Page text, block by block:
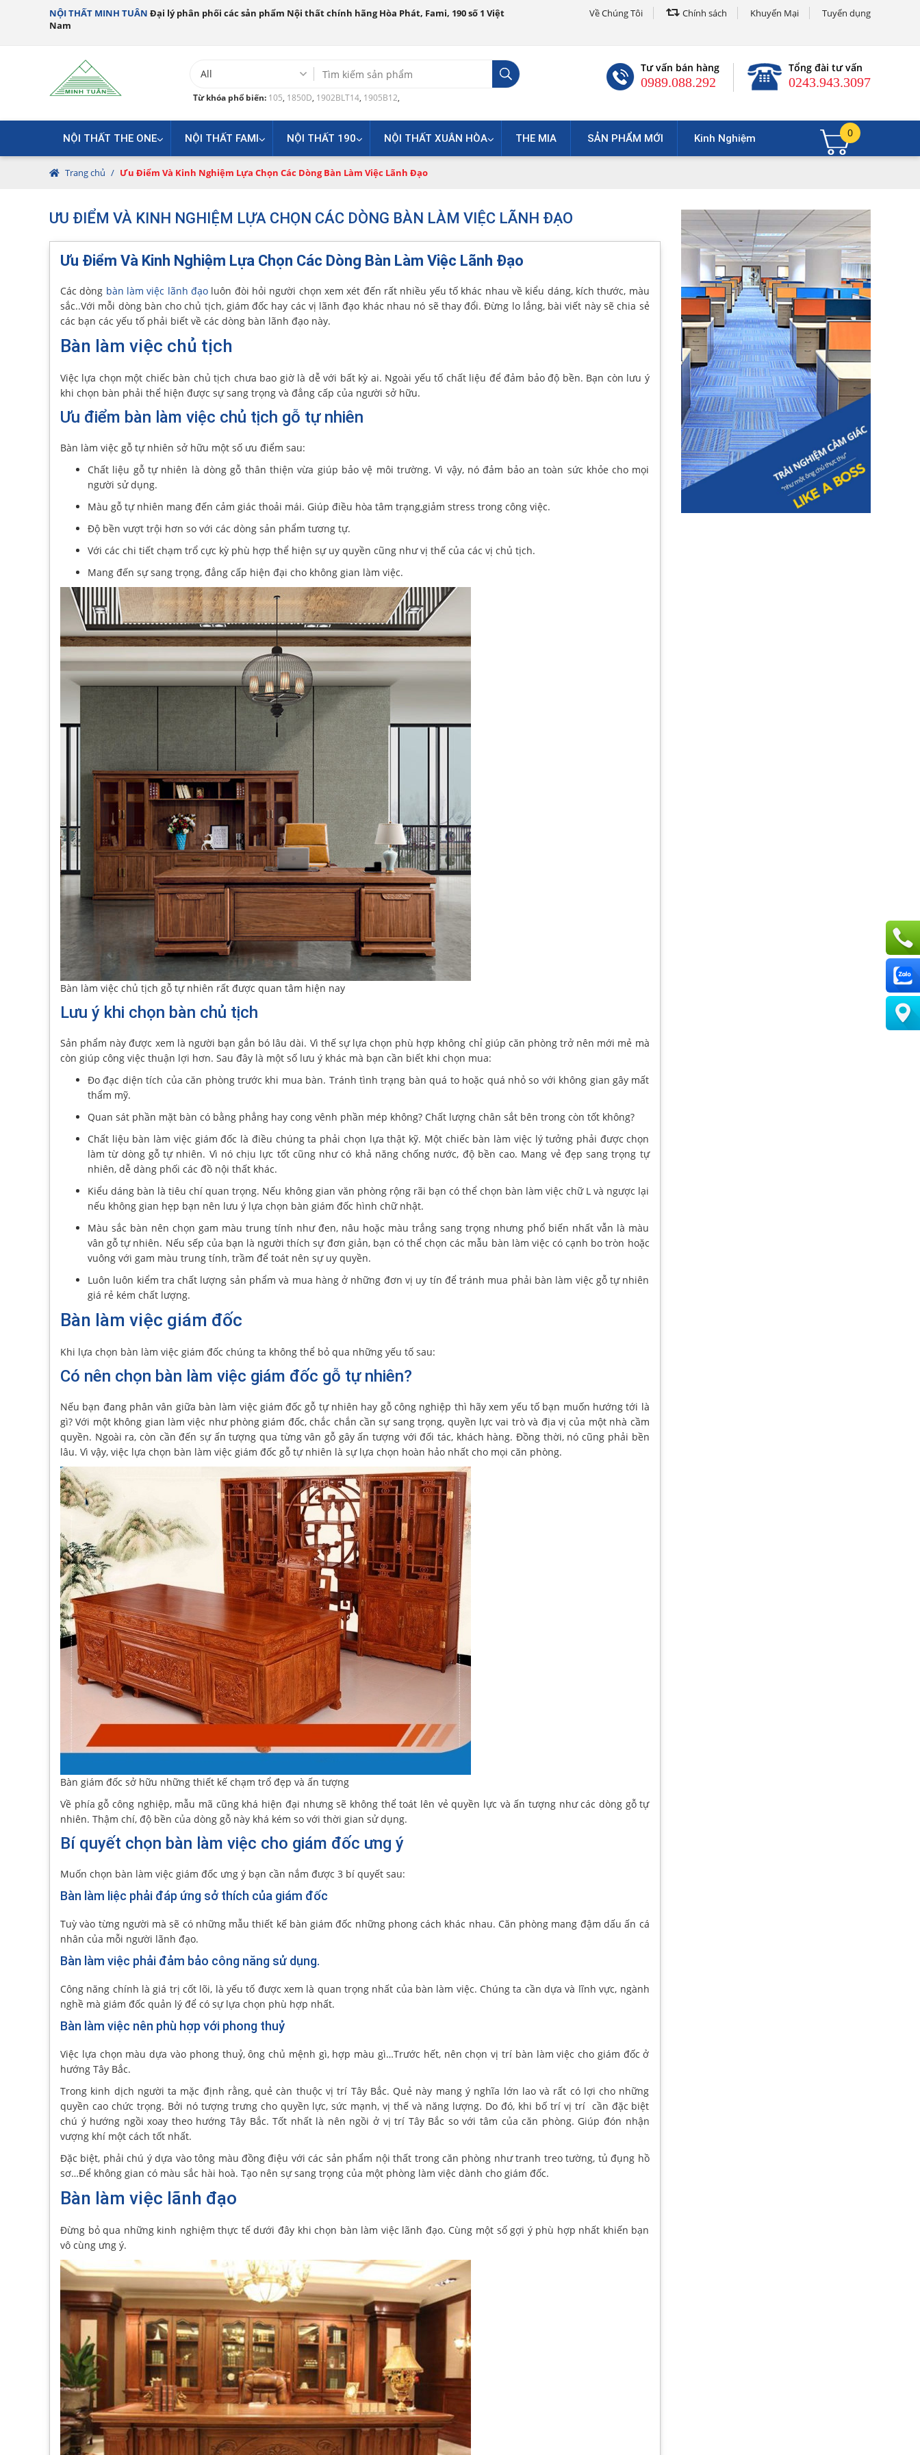
NỘI THẤT MINH TUÂN Đại lý phân phối các sản phẩm Nội thất chính hãng Hòa Phát, Fami, 190 số 1 Việt
Nam
Về Chúng Tôi Chính sách Khuyến Mại Tuyển dụng
for:
Từ khóa phổ biến: 105, 1850D, 1902BLT14, 1905B12,
Tư vấn bán hàng
0989.088.292
Tổng đài tư vấn
0243.943.3097
NỘI THẤT THE ONE NỘI THẤT FAMI NỘI THẤT 190 NỘI THẤT XUÂN HÒA THE MIA SẢN PHẨM MỚI Kinh Nghiệm 0
Trang chủ / Ưu Điểm Và Kinh Nghiệm Lựa Chọn Các Dòng Bàn Làm Việc Lãnh Đạo
ƯU ĐIỂM VÀ KINH NGHIỆM LỰA CHỌN CÁC DÒNG BÀN LÀM VIỆC LÃNH ĐẠO
Ưu Điểm Và Kinh Nghiệm Lựa Chọn Các Dòng Bàn Làm Việc Lãnh Đạo
Các dòng bàn làm việc lãnh đạoluôn đòi hỏi người chọn xem xét đến rất nhiều yếu tố khác nhau về kiểu dáng, kích thước, màu
sắc..Với mỗi dòng bàn cho chủ tịch, giám đốc hay các vị lãnh đạo khác nhau nó sẽ thay đổi. Đừng lo lắng, bài viết này sẽ chia sẻ
các bạn các yếu tố phải biết về các dòng bàn lãnh đạo này.
Bàn làm việc chủ tịch
Việc lựa chọn một chiếc bàn chủ tịch chưa bao giờ là dễ với bất kỳ ai. Ngoài yếu tố chất liệu để đảm bảo độ bền. Bạn còn lưu ý
khi chọn bàn phải thể hiện được sự sang trọng và đẳng cấp của người sở hữu.
Ưu điểm bàn làm việc chủ tịch gỗ tự nhiên
Bàn làm việc gỗ tự nhiên sở hữu một số ưu điểm sau:
Chất liệu gỗ tự nhiên là dòng gỗ thân thiện vừa giúp bảo vệ môi trường. Vì vậy, nó đảm bảo an toàn sức khỏe cho mọi
người sử dụng.
Màu gỗ tự nhiên mang đến cảm giác thoải mái. Giúp điều hòa tâm trạng,giảm stress trong công việc.
Độ bền vượt trội hơn so với các dòng sản phẩm tương tự.
Với các chi tiết chạm trổ cực kỳ phù hợp thể hiện sự uy quyền cũng như vị thế của các vị chủ tịch.
Mang đến sự sang trọng, đẳng cấp hiện đại cho không gian làm việc.
Bàn làm việc chủ tịch gỗ tự nhiên rất được quan tâm hiện nay
Lưu ý khi chọn bàn chủ tịch
Sản phẩm này được xem là người bạn gắn bó lâu dài. Vì thế sự lựa chọn phù hợp không chỉ giúp căn phòng trở nên mới mẻ mà
còn giúp công việc thuận lợi hơn. Sau đây là một số lưu ý khác mà bạn cần biết khi chọn mua:
Đo đạc diện tích của căn phòng trước khi mua bàn. Tránh tình trạng bàn quá to hoặc quá nhỏ so với không gian gây mất
thẩm mỹ.
Quan sát phần mặt bàn có bằng phẳng hay cong vênh phần mép không? Chất lượng chân sắt bên trong còn tốt không?
Chất liệu bàn làm việc giám đốc là điều chúng ta phải chọn lựa thật kỹ. Một chiếc bàn làm việc lý tưởng phải được chọn
làm từ dòng gỗ tự nhiên. Vì nó chịu lực tốt cũng như có khả năng chống nước, độ bền cao. Mang vẻ đẹp sang trọng tự
nhiên, dễ dàng phối các đồ nội thất khác.
Kiểu dáng bàn là tiêu chí quan trọng. Nếu không gian văn phòng rộng rãi bạn có thể chọn bàn làm việc chữ L và ngược lại
nếu không gian hẹp bạn nên lưu ý lựa chọn bàn giám đốc hình chữ nhật.
Màu sắc bàn nên chọn gam màu trung tính như đen, nâu hoặc màu trắng sang trọng nhưng phổ biến nhất vẫn là màu
vân gỗ tự nhiên. Nếu sếp của bạn là người thích sự đơn giản, bạn có thể chọn các mẫu bàn làm việc có cạnh bo tròn hoặc
vuông với gam màu trung tính, trầm để toát nên sự uy quyền.
Luôn luôn kiểm tra chất lượng sản phẩm và mua hàng ở những đơn vị uy tín để tránh mua phải bàn làm việc gỗ tự nhiên
giá rẻ kém chất lượng.
Bàn làm việc giám đốc
Khi lựa chọn bàn làm việc giám đốc chúng ta không thể bỏ qua những yếu tố sau:
Có nên chọn bàn làm việc giám đốc gỗ tự nhiên?
Nếu bạn đang phân vân giữa bàn làm việc giám đốc gỗ tự nhiên hay gỗ công nghiệp thì hãy xem yếu tố bạn muốn hướng tới là
gì? Với một không gian làm việc như phòng giám đốc, chắc chắn cần sự sang trọng, quyền lực vai trò và địa vị của một nhà cầm
quyền. Ngoài ra, còn cần đến sự ấn tượng qua từng vân gỗ gây ấn tượng với đối tác, khách hàng. Đồng thời, nó cũng phải bền
lâu. Vì vậy, việc lựa chọn bàn làm việc giám đốc gỗ tự nhiên là sự lựa chọn hoàn hảo nhất cho mọi căn phòng.
Bàn giám đốc sở hữu những thiết kế chạm trổ đẹp và ấn tượng
Về phía gỗ công nghiệp, mẫu mã cũng khá hiện đại nhưng sẽ không thể toát lên vẻ quyền lực và ấn tượng như các dòng gỗ tự
nhiên. Thậm chí, độ bền của dòng gỗ này khá kém so với thời gian sử dụng.
Bí quyết chọn bàn làm việc cho giám đốc ưng ý
Muốn chọn bàn làm việc giám đốc ưng ý bạn cần nắm được 3 bí quyết sau:
Bàn làm liệc phải đáp ứng sở thích của giám đốc
Tuỳ vào từng người mà sẽ có những mẫu thiết kế bàn giám đốc những phong cách khác nhau. Căn phòng mang đậm dấu ấn cá
nhân của mỗi người lãnh đạo.
Bàn làm việc phải đảm bảo công năng sử dụng.
Công năng chính là giá trị cốt lõi, là yếu tố được xem là quan trọng nhất của bàn làm việc. Chúng ta cần dựa và lĩnh vực, ngành
nghề mà giám đốc quản lý để có sự lựa chọn phù hợp nhất.
Bàn làm việc nên phù hợp với phong thuỷ
Việc lựa chọn màu dựa vào phong thuỷ, ông chủ mệnh gì, hợp màu gì…Trước hết, nên chọn vị trí bàn làm việc cho giám đốc ở
hướng Tây Bắc.
Trong kinh dịch người ta mặc định rằng, quẻ càn thuộc vị trí Tây Bắc. Quẻ này mang ý nghĩa lớn lao và rất có lợi cho những
quyền cao chức trọng. Bởi nó tượng trưng cho quyền lực, sức mạnh, vị thế và năng lượng. Do đó, khi bố trí vị trí cần đặc biệt
chú ý hướng ngồi xoay theo hướng Tây Bắc. Tốt nhất là nên ngồi ở vị trí Tây Bắc so với tâm của căn phòng. Giúp đón nhận
vượng khí một cách tốt nhất.
Đặc biệt, phải chú ý dựa vào tông màu đồng điệu với các sản phẩm nội thất trong căn phòng như tranh treo tường, tủ đụng hồ
sơ…Để không gian có màu sắc hài hoà. Tạo nên sự sang trọng của một phòng làm việc dành cho giám đốc.
Bàn làm việc lãnh đạo
Đừng bỏ qua những kinh nghiệm thực tế dưới đây khi chọn bàn làm việc lãnh đạo. Cùng một số gợi ý phù hợp nhất khiến bạn
vô cùng ưng ý.